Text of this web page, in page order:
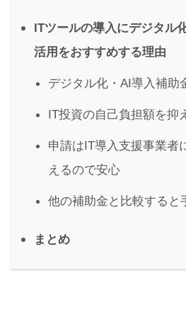
ITツールの導入にデジタル
活用をおすすめする理由
デジタル化・AI導入補助
IT投資の自己負担額を抑
申請はIT導入支援事業者
えるので安心
他の補助金と比較すると
まとめ